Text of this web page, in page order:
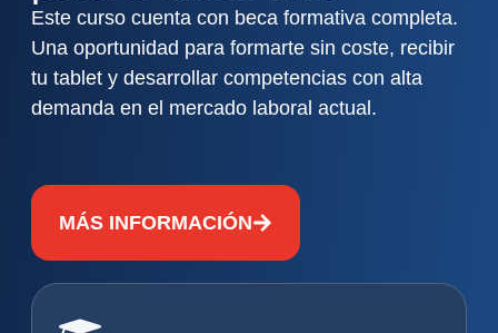
Este curso cuenta con beca formativa completa.
Una oportunidad para formarte sin coste, recibir
tu tablet y desarrollar competencias con alta
demanda en el mercado laboral actual.
MÁS INFORMACIÓN